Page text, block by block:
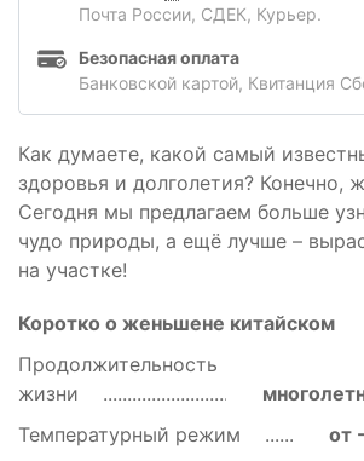
Почта России, СДЕК, Курьер.
Безопасная оплата
Банковской картой, Квитанция
Как думаете, какой самый
здоровья и долголетия? Конечно,
Сегодня мы предлагаем больше
чудо природы, а ещё лучше –
на участке!
Коротко о женьшене китайском
Продолжительность
жизни
Температурный режим
от